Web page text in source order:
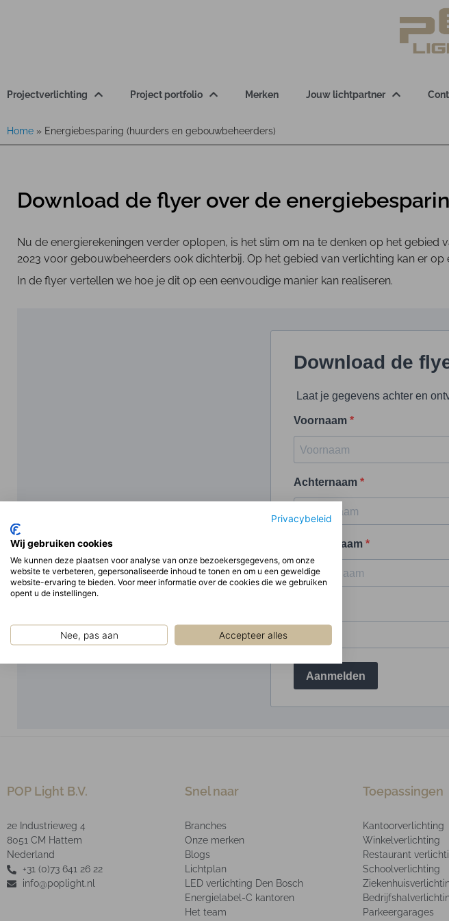
Privacybeleid
Wij gebruiken cookies
We kunnen deze plaatsen voor analyse van onze bezoekersgegevens, om onze
website te verbeteren, gepersonaliseerde inhoud te tonen en om u een geweldige
website-ervaring te bieden. Voor meer informatie over de cookies die we gebruiken
opent u de instellingen.
Nee, pas aan Accepteer alles
Projectverlichting Project portfolio Merken Jouw lichtpartner
Home » Energiebesparing (huurders en gebouwbeheerders)
Download de flyer over de
Nu de energierekeningen verder oplopen, is het slim om na te denken op het
2023 voor gebouwbeheerders ook dichterbij. Op het gebied van verlichting kan er
In de flyer vertellen we hoe je dit op een eenvoudige manier kan realiseren.
Download de
Laat je gegevens achter en
Voornaam
Achternaam
Bedrijfsnaam
Aanmelden
POP Light B.V.
2e Industrieweg 4
8051 CM Hattem
Nederland
+31 (0)73 641 26 22
info@poplight.nl
Snel naar
Branches
Onze merken
Blogs
Lichtplan
LED verlichting Den Bosch
Energielabel-C kantoren
Het team
Toepassingen
Kantoorverlichting
Winkelverlichting
Restaurant
Schoolverlichting
Parkeergarages